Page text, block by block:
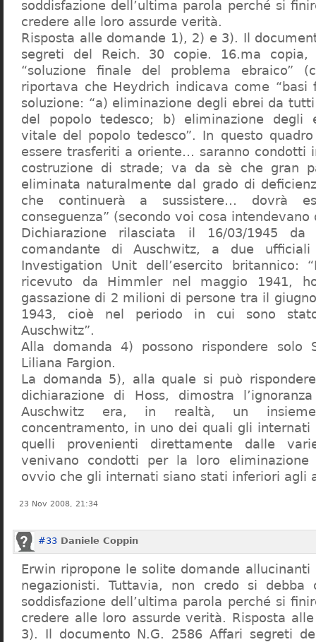
soddisfazione dell’ultima parola perché si
credere alle loro assurde verità.
Risposta alle domande 1), 2) e 3). Il
segreti del Reich. 30 copie. 16.ma copia,
“soluzione finale del problema ebraico”
riportava che Heydrich indicava come “basi
soluzione: “a) eliminazione degli ebrei da
del popolo tedesco; b) eliminazione degli
vitale del popolo tedesco”. In questo
essere trasferiti a oriente… saranno condotti
costruzione di strade; va da sè che gran
eliminata naturalmente dal grado di
che continuerà a sussistere… dovrà
conseguenza” (secondo voi cosa intendevano
Dichiarazione rilasciata il 16/03/1945
comandante di Auschwitz, a due
Investigation Unit dell’esercito britannico:
ricevuto da Himmler nel maggio 1941,
gassazione di 2 milioni di persone tra il
1943, cioè nel periodo in cui sono
Auschwitz”.
Alla domanda 4) possono rispondere solo
Liliana Fargion.
La domanda 5), alla quale si può
dichiarazione di Hoss, dimostra
Auschwitz era, in realtà, un
concentramento, in uno dei quali gli
quelli provenienti direttamente dalle
venivano condotti per la loro eliminazione
ovvio che gli internati siano stati inferiori agli
23 Nov 2008, 21:34
#33 Daniele Coppin
Erwin ripropone le solite domande
negazionisti. Tuttavia, non credo si debba
soddisfazione dell’ultima parola perché si
credere alle loro assurde verità. Risposta
3). Il documento N.G. 2586 Affari segreti